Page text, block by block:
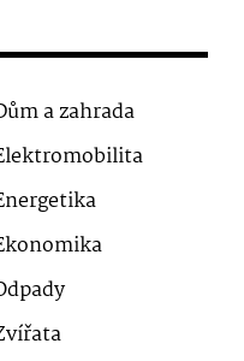
a zahrada